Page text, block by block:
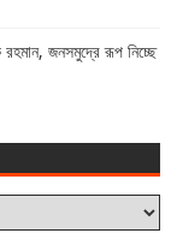
রহমান, জনসমুদ্রে রূপ নিচ্ছে